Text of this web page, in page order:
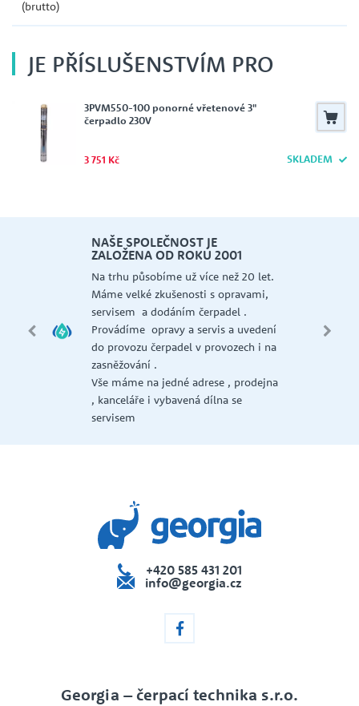
(brutto)
JE PŘÍSLUŠENSTVÍM PRO
3PVM550-100 ponorné vřetenové 3"
čerpadlo 230V
3 751 Kč SKLADEM
NAŠE SPOLEČNOST JE
ZALOŽENA OD ROKU 2001
Na trhu působíme už více než 20 let.
Máme velké zkušenosti s opravami,
servisem a dodáním čerpadel .
Provádíme opravy a servis a uvedení
do provozu čerpadel v provozech i na
zasněžování .
Vše máme na jedné adrese , prodejna
, kanceláře i vybavená dílna se
servisem
+420 585 431 201
info@georgia.cz
Georgia – čerpací technika s.r.o.